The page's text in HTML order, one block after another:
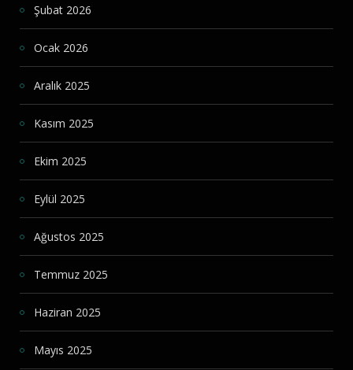
Şubat 2026
Ocak 2026
Aralık 2025
Kasım 2025
Ekim 2025
Eylül 2025
Ağustos 2025
Temmuz 2025
Haziran 2025
Mayıs 2025